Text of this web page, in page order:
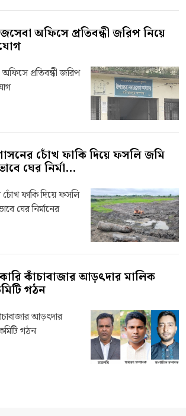
অফিসে প্রতিবন্ধী জরিপ নিয়ে
প্রতিবন্ধী জরিপ
চোঁখ ফাকি দিয়ে ফসলি জমি
ঘের নির্মা...
চোঁখ ফাকি দিয়ে ফসলি
ঘের নির্মানের
কাঁচাবাজার আড়ৎদার মালিক
গঠন
আড়ৎদার
গঠন